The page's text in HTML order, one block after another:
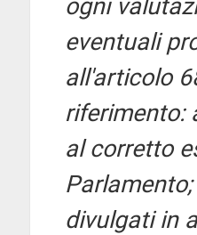
ogni
eventuali
all'articolo
riferimento:
al corretto
divulgati in